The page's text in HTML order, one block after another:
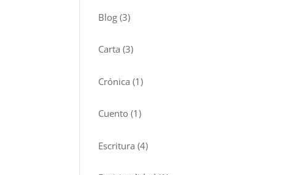
Blog (3)
Carta (3)
Crónica (1)
Cuento (1)
Escritura (4)